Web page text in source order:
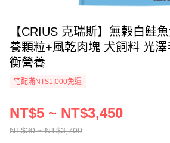
【CRIUS 克瑞斯】無榖白鮭
養顆粒+風乾肉塊 犬飼料 光
衡營養
宅配滿NT$1,000免運
NT$30 ~ NT$3,700
NT$5 ~ NT$3,450